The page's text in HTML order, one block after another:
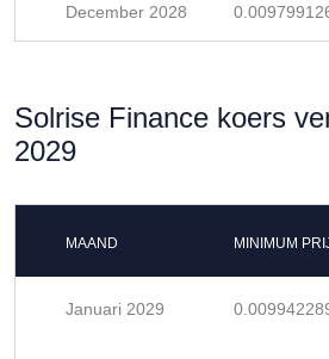
December 2028
Solrise Finance koers
2029
MAAND MINIMUM
Januari 2029